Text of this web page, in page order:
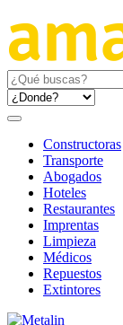
Constructoras
Transporte
Abogados
Hoteles
Restaurantes
Imprentas
Limpieza
Médicos
Repuestos
Extintores